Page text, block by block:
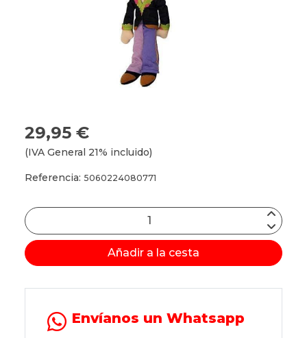
29,95 €
(IVA General 21% incluido)
Referencia: 5060224080771
Añadir a la cesta
Envíanos un Whatsapp